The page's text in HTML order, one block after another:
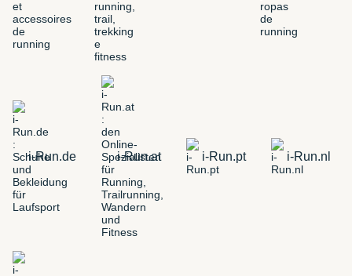
i-Run.de i-Run.at i-Run.pt i-Run.nl